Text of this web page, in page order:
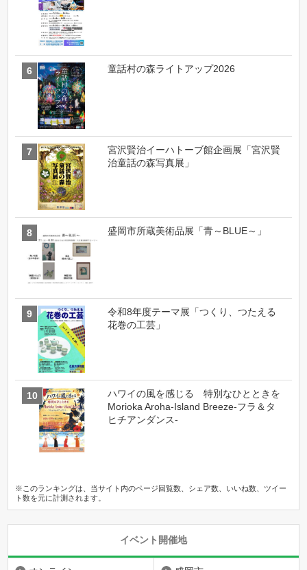
童話村の森ライトアップ2026
宮沢賢治イーハトーブ館企画展「宮沢賢
治童話の森写真展」
盛岡市所蔵美術品展「青～BLUE～」
令和8年度テーマ展「つくり、つたえる
花巻の工芸」
ハワイの風を感じる 特別なひとときを
Morioka Aroha-Island Breeze-フラ＆タ
ヒチアンダンス-
※このランキングは、当サイト内のページ回覧数、シェア数、いいね数、ツイー
ト数を元に計測されます。
イベント開催地